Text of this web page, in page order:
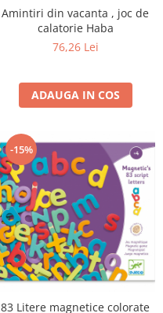
Amintiri din vacanta , joc de
calatorie Haba
76,26 Lei
ADAUGA IN COS
-15%
83 Litere magnetice colorate